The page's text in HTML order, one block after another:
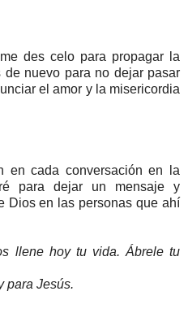
des celo para propagar la
nuevo para no dejar pasar
el amor y la misericordia
en cada conversación en la
para dejar un mensaje y
Dios en las personas que ahí
llene hoy tu vida. Ábrele tu
para Jesús.